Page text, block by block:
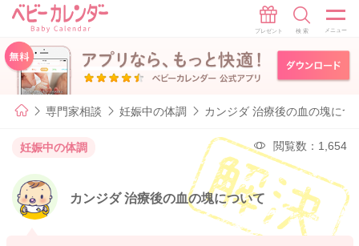
専門家相談 妊娠中の体調 カンジダ 治療後の血の塊につ
妊娠中の体調 閲覧数：1,654
カンジダ 治療後の血の塊について